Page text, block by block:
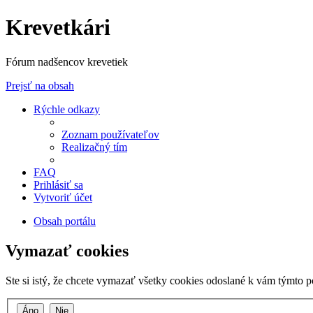
Krevetkári
Fórum nadšencov krevetiek
Prejsť na obsah
Rýchle odkazy
Zoznam používateľov
Realizačný tím
FAQ
Prihlásiť sa
Vytvoriť účet
Obsah portálu
Vymazať cookies
Ste si istý, že chcete vymazať všetky cookies odoslané k vám týmto